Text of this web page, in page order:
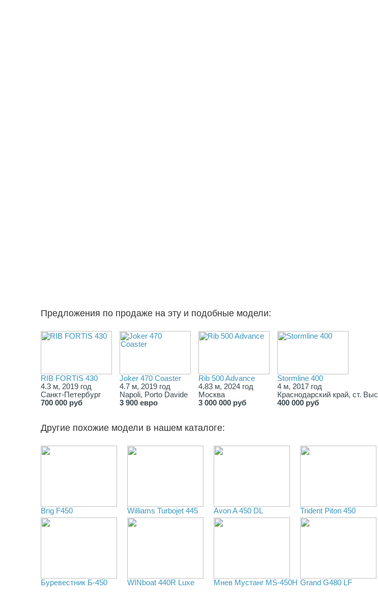
Предложения по продаже на эту и подобные модели:
RIB FORTIS 430
4.3 м, 2019 год
Санкт-Петербург
700 000 руб
Joker 470 Coaster
4.7 м, 2019 год
Napoli, Porto Davide
3 900 евро
Rib 500 Advance
4.83 м, 2024 год
Москва
3 000 000 руб
Stormline 400
4 м, 2017 год
Краснодарский край, ст.
400 000 руб
Другие похожие модели в нашем каталоге:
Brig F450 Williams Turbojet 445 Avon A 450 DL Trident Piton 450
Буревестник Б-450 WINboat 440R Luxe Мнев Мустанг MS-450H Grand G480 LF